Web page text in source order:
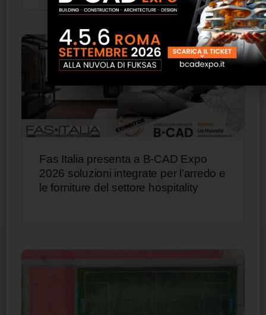
Fas Italia presenta a B-CAD Expo
2026 soluzioni integrate per l’arredo e
le forniture del settore hospitality